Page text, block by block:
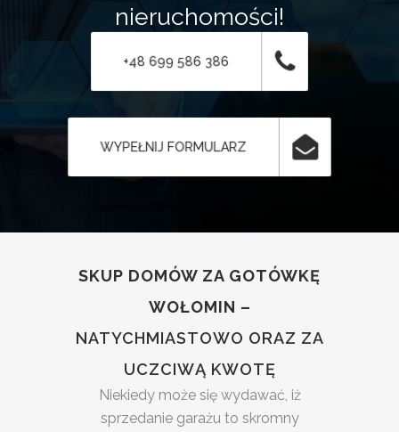
nieruchomości!
+48 699 586 386
WYPEŁNIJ FORMULARZ
SKUP DOMÓW ZA GOTÓWKĘ
WOŁOMIN –
NATYCHMIASTOWO ORAZ ZA
UCZCIWĄ KWOTĘ
Niekiedy może się wydawać, iż
sprzedanie garażu to skromny